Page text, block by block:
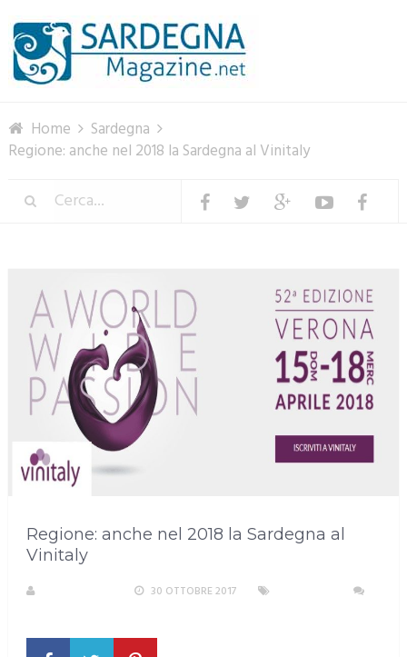
Home
Sardegna
Regione: anche nel 2018 la Sardegna al Vinitaly
Regione: anche nel 2018 la Sardegna al
Vinitaly
30 OTTOBRE 2017